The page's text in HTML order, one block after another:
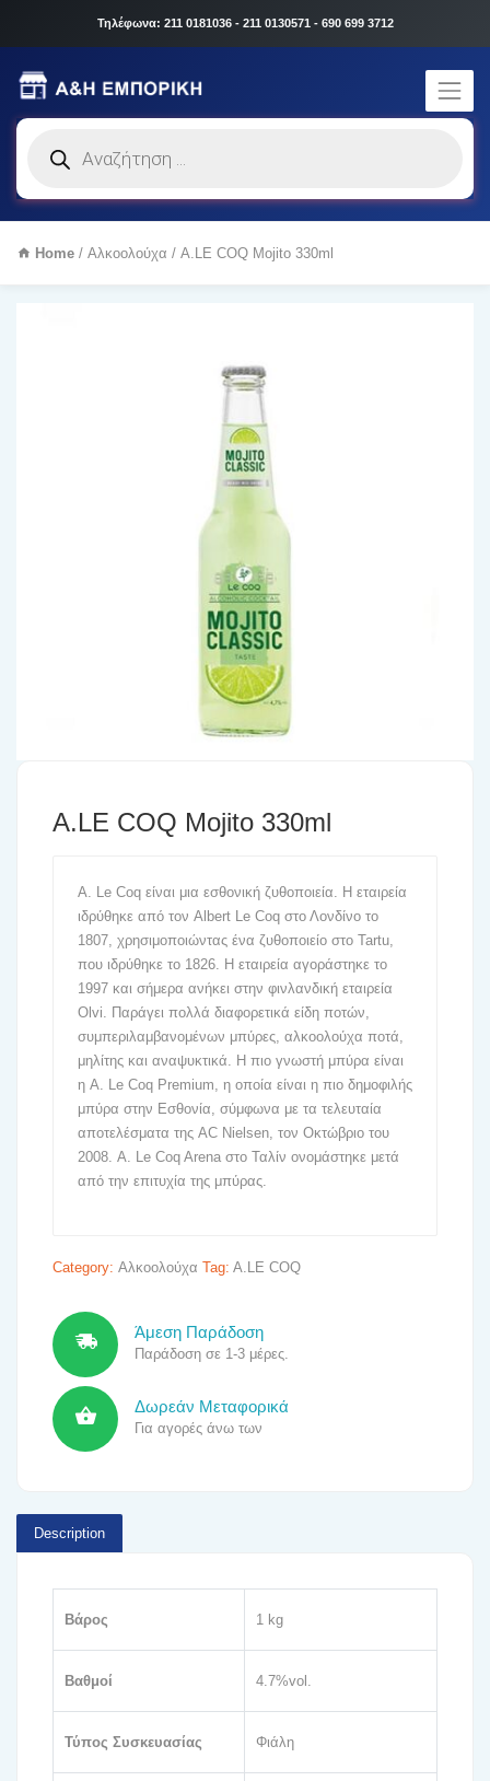
Τηλέφωνα: 211 0181036 - 211 0130571 - 690 699 3712
search
Home / Αλκοολούχα / A.LE COQ Mojito 330ml
A.LE COQ Mojito 330ml
A. Le Coq είναι μια εσθονική ζυθοποιεία. Η εταιρεία
ιδρύθηκε από τον Albert Le Coq στο Λονδίνο το
1807, χρησιμοποιώντας ένα ζυθοποιείο στο Tartu,
που ιδρύθηκε το 1826. Η εταιρεία αγοράστηκε το
1997 και σήμερα ανήκει στην φινλανδική εταιρεία
Olvi. Παράγει πολλά διαφορετικά είδη ποτών,
συμπεριλαμβανομένων μπύρες, αλκοολούχα ποτά,
μηλίτης και αναψυκτικά. Η πιο γνωστή μπύρα είναι
η A. Le Coq Premium, η οποία είναι η πιο δημοφιλής
μπύρα στην Εσθονία, σύμφωνα με τα τελευταία
αποτελέσματα της AC Nielsen, τον Οκτώβριο του
2008. A. Le Coq Arena στο Ταλίν ονομάστηκε μετά
από την επιτυχία της μπύρας.
Category: Αλκοολούχα Tag: A.LE COQ
Άμεση Παράδοση
Παράδοση σε 1-3 μέρες.
Δωρεάν Μεταφορικά
Για αγορές άνω των
Description
Βάρος 1 kg
Βαθμοί 4.7%vol.
Τύπος Συσκευασίας Φιάλη